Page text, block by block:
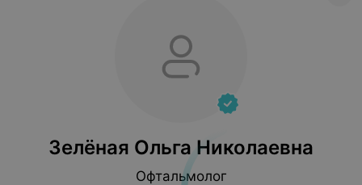
Зелёная Ольга Николаевна
Офтальмолог